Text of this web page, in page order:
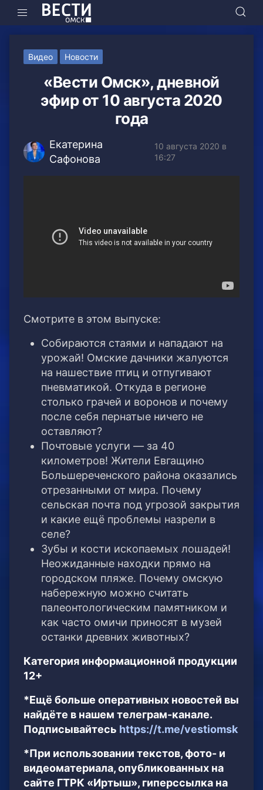
Видео Новости
«Вести Омск», дневной
эфир от 10 августа 2020
года
Екатерина
Сафонова
10 августа 2020 в
16:27
Смотрите в этом выпуске:
Собираются стаями и нападают на
урожай! Омские дачники жалуются
на нашествие птиц и отпугивают
пневматикой. Откуда в регионе
столько грачей и воронов и почему
после себя пернатые ничего не
оставляют?
Почтовые услуги — за 40
километров! Жители Евгащино
Большереченского района оказались
отрезанными от мира. Почему
сельская почта под угрозой закрытия
и какие ещё проблемы назрели в
селе?
Зубы и кости ископаемых лошадей!
Неожиданные находки прямо на
городском пляже. Почему омскую
набережную можно считать
палеонтологическим памятником и
как часто омичи приносят в музей
останки древних животных?
Категория информационной продукции
12+
*Ещё больше оперативных новостей вы
найдёте в нашем телеграм-канале.
Подписывайтесь https://t.me/vestiomsk
*При использовании текстов, фото- и
видеоматериала, опубликованных на
сайте ГТРК «Иртыш», гиперссылка на